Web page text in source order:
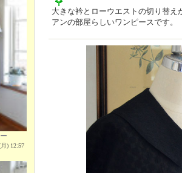
) 12:57
大きな衿とローウエストの切り替え
アンの部屋らしいワンピースです。